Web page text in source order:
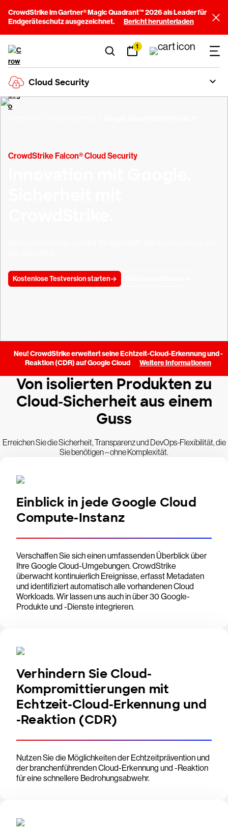
CrowdStrike im Gartner® Magic Quadrant™ 2026 als Leader für
Endgeräteschutz ausgezeichnet.
Bericht herunterladen
1
Cloud Security
CrowdStrike Falcon® Cloud Security
Kostenlose Testversion starten
Neu! CrowdStrike erweitert seine Echtzeit-Cloud-Erkennung und -
Reaktion (CDR) auf Google Cloud
Weitere Informationen
Von isolierten Produkten zu
Cloud-Sicherheit aus einem
Guss
Erreichen Sie die Sicherheit, Transparenz und DevOps-Flexibilität, die
Sie benötigen – ohne Komplexität.
Einblick in jede Google Cloud
Compute-Instanz
Verschaffen Sie sich einen umfassenden Überblick über
Ihre Google Cloud-Umgebungen. CrowdStrike
überwacht kontinuierlich Ereignisse, erfasst Metadaten
und identifiziert automatisch alle vorhandenen Cloud
Workloads. Wir lassen uns auch in über 30 Google-
Produkte und -Dienste integrieren.
Verhindern Sie Cloud-
Kompromittierungen mit
Echtzeit-Cloud-Erkennung und
-Reaktion (CDR)
Nutzen Sie die Möglichkeiten der Echtzeitprävention und
der branchenführenden Cloud-Erkennung und -Reaktion
für eine schnellere Bedrohungsabwehr.